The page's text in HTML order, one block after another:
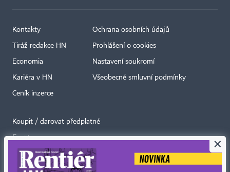
Kontakty
Tiráž redakce HN
Economia
Kariéra v HN
Ceník inzerce
Ochrana osobních údajů
Prohlášení o cookies
Nastavení soukromí
Všeobecné smluvní podmínky
Koupit / darovat předplatné
Eventy
Newslettery
RSS kanály
×